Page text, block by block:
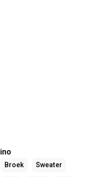
Broek Sweater